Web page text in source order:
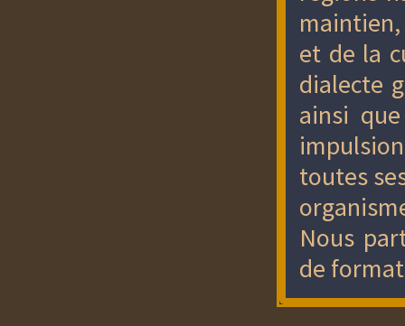
et de la
dialecte
ainsi
toutes
Nous
de